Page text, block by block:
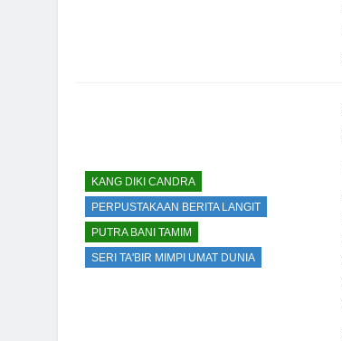
KANG DIKI CANDRA
PERPUSTAKAAN BERITA LANGIT
PUTRA BANI TAMIM
SERI TA'BIR MIMPI UMAT DUNIA